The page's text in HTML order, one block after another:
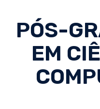
PÓS-
EM